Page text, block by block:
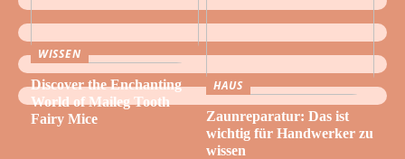
WISSEN
Discover the Enchanting
World of Maileg Tooth
Fairy Mice
HAUS
Zaunreparatur: Das ist
wichtig für Handwerker zu
wissen